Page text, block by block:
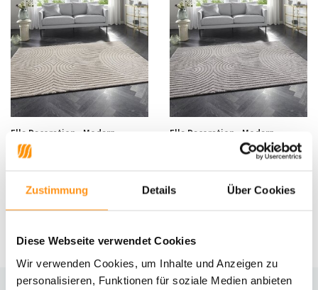
Zustimmung Details Über Cookies
Diese Webseite verwendet Cookies
Wir verwenden Cookies, um Inhalte und Anzeigen zu
personalisieren, Funktionen für soziale Medien anbieten
Elle Decoration - Modern
Designteppich - Weicher
Niederflor - 3D-Effekt - Creme /
UVP 144,95 119,95 *
Elle Decoration - Modern
Designteppich - Weicher
Kurzflor - 3D-Effekt - Grau